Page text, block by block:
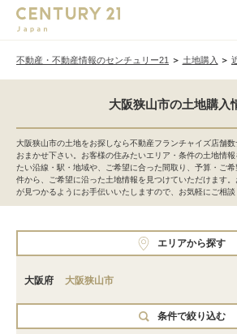
不動産・不動産情報のセンチュリー21 土地購入
大阪狭山市の土地購入
大阪狭山市の土地をお探しなら不動産フランチャイズ店舗
おまかせ下さい。お客様の住みたいエリア・条件の土地情
たい沿線・駅・地域や、ご希望に合った間取り、予算・ご
件から、ご希望に沿った土地情報を見つけていただけます
が見つかるようにお手伝いいたしますので、お気軽にご相談
エリアから探す
大阪府 大阪狭山市
条件で絞り込む